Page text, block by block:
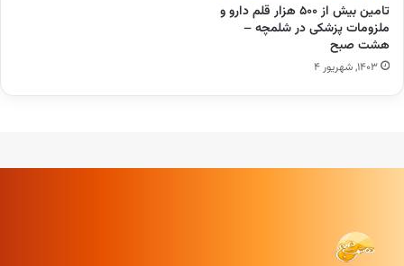
تامین بیش از ۵۰۰ هزار قلم دارو و
ملزومات پزشکی در شلمچه –
هشت صبح
۱۴۰۳, شهریور ۴